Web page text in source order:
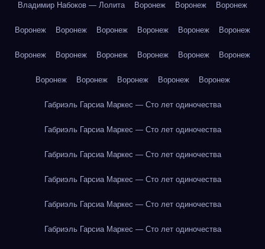
Владимир Набоков — Лолита Воронеж Воронеж Воронеж
Воронеж Воронеж Воронеж Воронеж Воронеж Воронеж
Воронеж Воронеж Воронеж Воронеж Воронеж Воронеж
Воронеж Воронеж Воронеж Воронеж Воронеж
Габриэль Гарсиа Маркес — Сто лет одиночества
Габриэль Гарсиа Маркес — Сто лет одиночества
Габриэль Гарсиа Маркес — Сто лет одиночества
Габриэль Гарсиа Маркес — Сто лет одиночества
Габриэль Гарсиа Маркес — Сто лет одиночества
Габриэль Гарсиа Маркес — Сто лет одиночества